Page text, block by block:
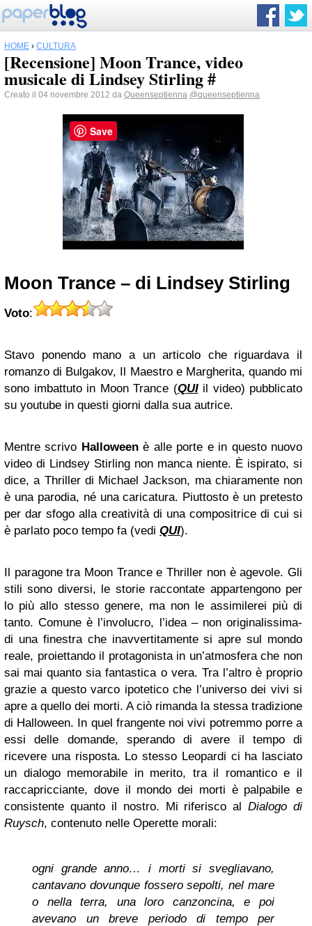
HOME › CULTURA
[Recensione] Moon Trance, video
musicale di Lindsey Stirling #
Creato il 04 novembre 2012 da Queenseptienna @queenseptienna
Moon Trance – di Lindsey Stirling
Voto:
Stavo ponendo mano a un articolo che riguardava il
romanzo di Bulgakov, Il Maestro e Margherita, quando mi
sono imbattuto in Moon Trance (QUI il video) pubblicato
su youtube in questi giorni dalla sua autrice.
Mentre scrivo Halloweenè alle porte e in questo nuovo
video di Lindsey Stirling non manca niente. È ispirato, si
dice, a Thriller di Michael Jackson, ma chiaramente non
è una parodia, né una caricatura. Piuttosto è un pretesto
per dar sfogo alla creatività di una compositrice di cui si
è parlato poco tempo fa (vedi QUI).
Il paragone tra Moon Trance e Thriller non è agevole. Gli
stili sono diversi, le storie raccontate appartengono per
lo più allo stesso genere, ma non le assimilerei più di
tanto. Comune è l’involucro, l’idea – non originalissima-
di una finestra che inavvertitamente si apre sul mondo
reale, proiettando il protagonista in un’atmosfera che non
sai mai quanto sia fantastica o vera. Tra l’altro è proprio
grazie a questo varco ipotetico che l’universo dei vivi si
apre a quello dei morti. A ciò rimanda la stessa tradizione
di Halloween. In quel frangente noi vivi potremmo porre a
essi delle domande, sperando di avere il tempo di
ricevere una risposta. Lo stesso Leopardi ci ha lasciato
un dialogo memorabile in merito, tra il romantico e il
raccapricciante, dove il mondo dei morti è palpabile e
consistente quanto il nostro. Mi riferisco alDialogo di
Ruysch, contenuto nelle Operette morali:
ogni grande anno… i morti si svegliavano,
cantavano dovunque fossero sepolti, nel mare
o nella terra, una loro canzoncina, e poi
avevano un breve periodo di tempo per
Save